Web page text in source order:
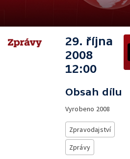
29. října
2008
12:00
Obsah dílu
Vyrobeno 2008
Zpravodajství
Zprávy